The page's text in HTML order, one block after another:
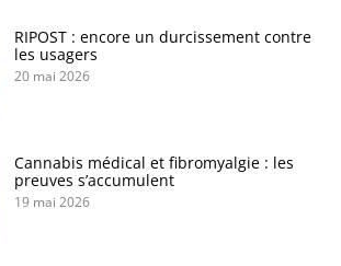
RIPOST : encore un durcissement contre
les usagers
20 mai 2026
Cannabis médical et fibromyalgie : les
preuves s’accumulent
19 mai 2026